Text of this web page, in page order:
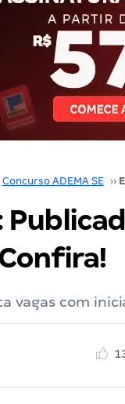
Concurso ADEMA SE ››
vagas com